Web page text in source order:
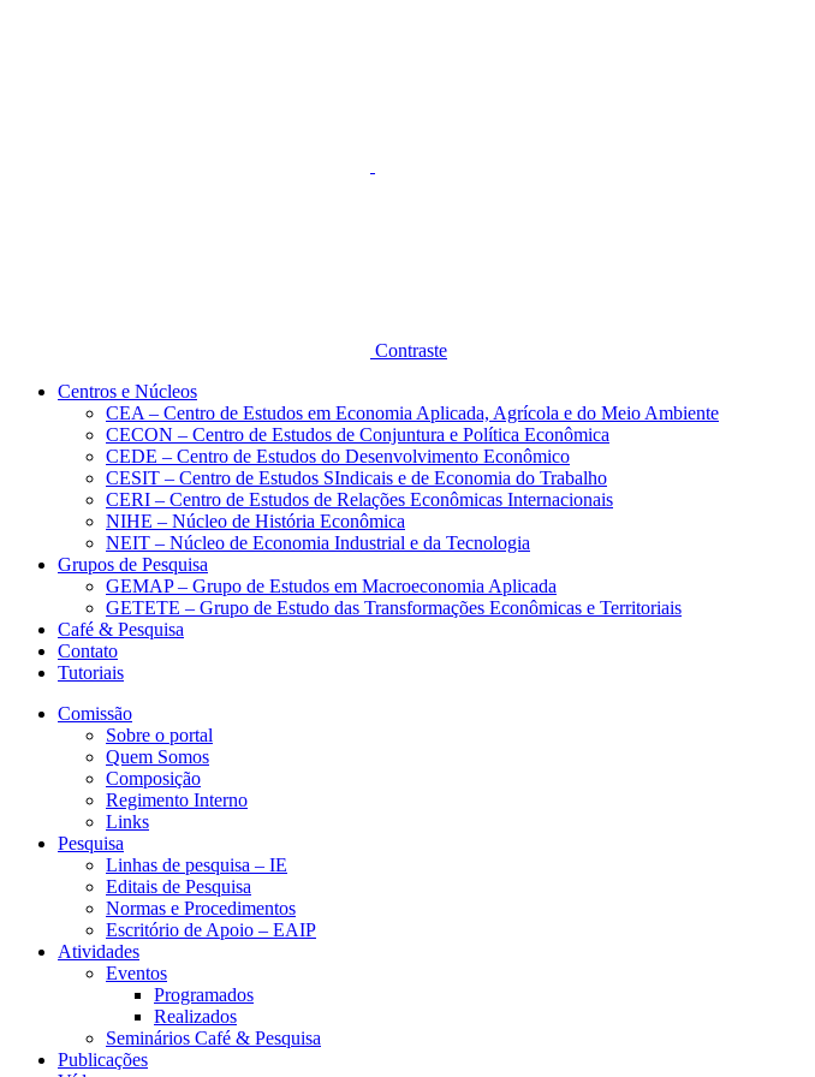
Contraste
Centros e Núcleos
CEA – Centro de Estudos em Economia Aplicada, Agrícola e do Meio Ambiente
CECON – Centro de Estudos de Conjuntura e Política Econômica
CEDE – Centro de Estudos do Desenvolvimento Econômico
CESIT – Centro de Estudos SIndicais e de Economia do Trabalho
CERI – Centro de Estudos de Relações Econômicas Internacionais
NIHE – Núcleo de História Econômica
NEIT – Núcleo de Economia Industrial e da Tecnologia
Grupos de Pesquisa
GEMAP – Grupo de Estudos em Macroeconomia Aplicada
GETETE – Grupo de Estudo das Transformações Econômicas e Territoriais
Café & Pesquisa
Contato
Tutoriais
Comissão
Sobre o portal
Quem Somos
Composição
Regimento Interno
Links
Pesquisa
Linhas de pesquisa – IE
Editais de Pesquisa
Normas e Procedimentos
Escritório de Apoio – EAIP
Atividades
Eventos
Programados
Realizados
Seminários Café & Pesquisa
Publicações